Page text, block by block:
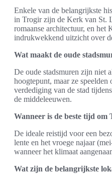
Enkele van de belangrijkste
in Trogir zijn de Kerk van St.
romaanse architectuur, en het
indrukwekkend uitzicht over
Wat maakt de oude
De oude stadsmuren zijn niet
hoogtepunt, maar ze
verdediging van de stad
de middeleeuwen.
Wanneer is de beste tijd om
De ideale reistijd voor een
lente en het vroege najaar
wanneer het klimaat
Wat zijn de belangrijkste